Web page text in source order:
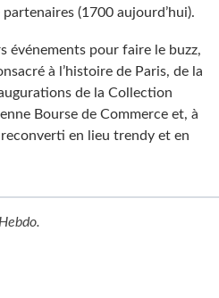
(1700 aujourd’hui).
événements pour faire le buzz,
à l’histoire de Paris, de la
de la Collection
Bourse de Commerce et, à
en lieu trendy et en
.